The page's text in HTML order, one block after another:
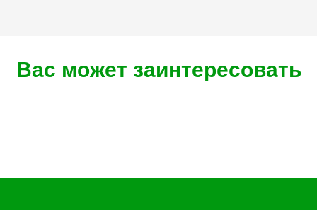
Вас может заинтересовать